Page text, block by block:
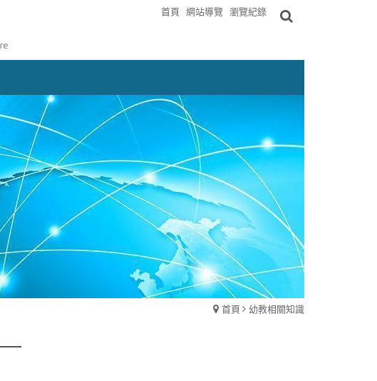
首頁 網站導覽 瀏覽紀錄
首頁 幼教相關知識